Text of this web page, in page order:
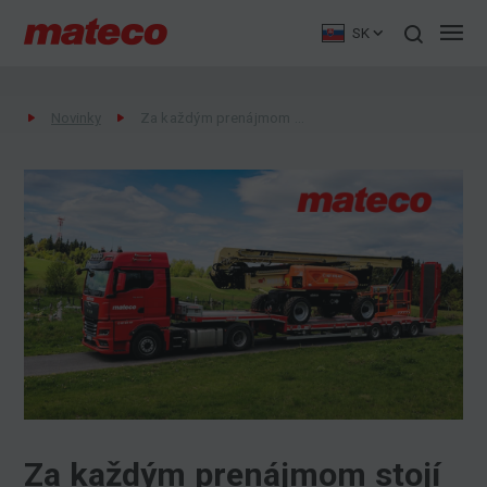
SK
Za každým prenájmom stojí